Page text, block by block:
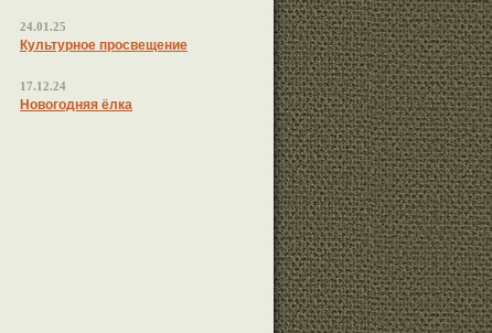
24.01.25
Культурное просвещение
17.12.24
Новогодняя ёлка